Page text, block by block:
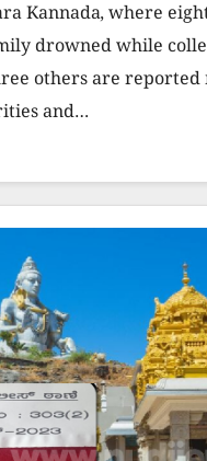
Kannada, where
drowned while
others are reported
and…